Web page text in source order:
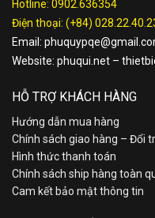
Hotline: 0902.636354
Điện thoại: (+84)
Email:
Website: phuqui.net –
HỖ TRỢ KHÁCH HÀNG
Hướng dẫn mua hàng
Chính sách giao hàng – Đổi
Hình thức thanh toán
Chính sách ship hàng toàn
Cam kết bảo mật thông tin